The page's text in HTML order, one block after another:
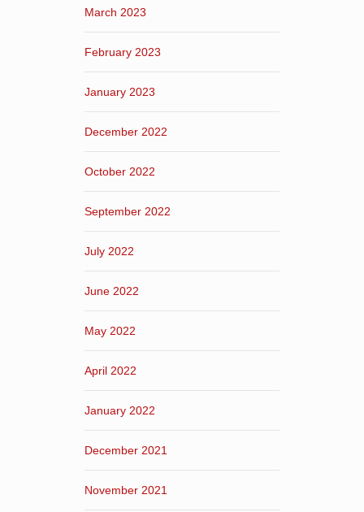
March 2023
February 2023
January 2023
December 2022
October 2022
September 2022
July 2022
June 2022
May 2022
April 2022
January 2022
December 2021
November 2021